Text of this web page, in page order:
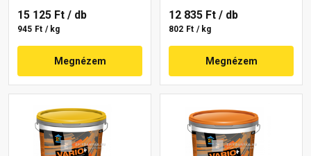
15 125 Ft / db
945 Ft / kg
Megnézem
12 835 Ft / db
802 Ft / kg
Megnézem